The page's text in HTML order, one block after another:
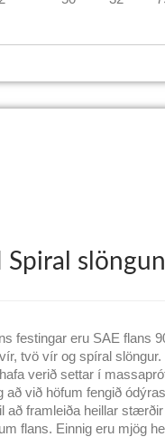
Spiral
festingar eru SAE flans
tvö vír og spíral slöngur.
verið settar í
að við höfum fengið
að framleiða heillar
flans. Einnig eru mjög